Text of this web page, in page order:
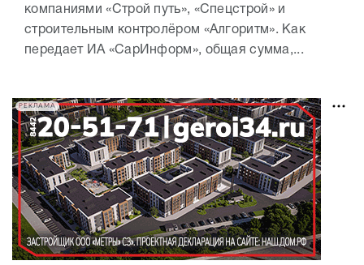
компаниями «Строй путь», «Спецстрой» и
строительным контролёром «Алгоритм». Как
передает ИА «СарИнформ», общая сумма,...
РЕКЛАМА